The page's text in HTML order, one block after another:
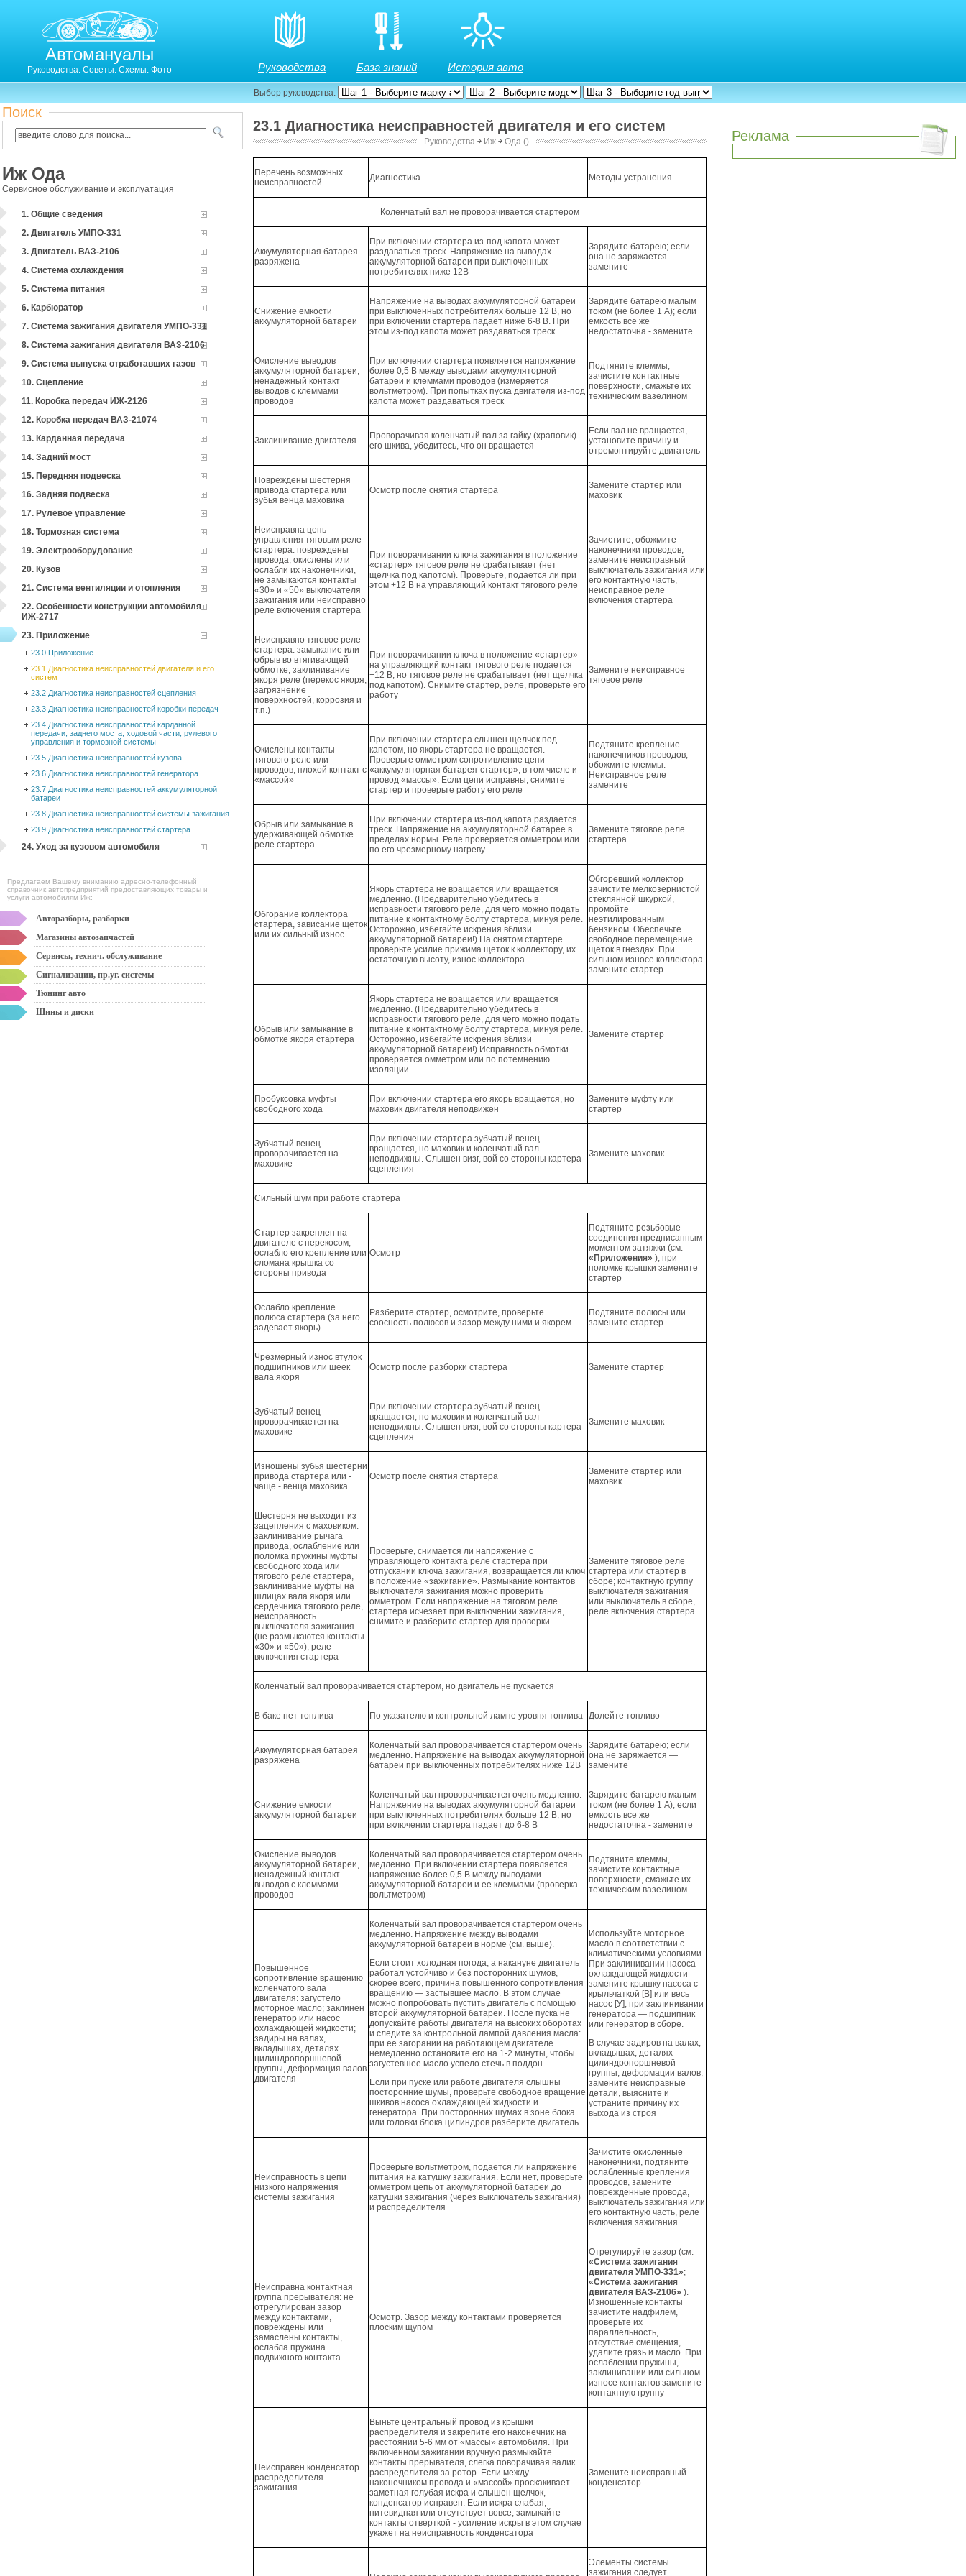
Автомануалы
Руководства. Советы. Схемы. Фото Руководства База знаний История авто
Выбор руководства:
Поиск
Иж Ода
Сервисное обслуживание и эксплуатация
1. Общие сведения
2. Двигатель УМПО-331
3. Двигатель ВАЗ-2106
4. Система охлаждения
5. Система питания
6. Карбюратор
7. Система зажигания двигателя УМПО-331
8. Система зажигания двигателя ВАЗ-2106
9. Система выпуска отработавших газов
10. Сцепление
11. Коробка передач ИЖ-2126
12. Коробка передач ВАЗ-21074
13. Карданная передача
14. Задний мост
15. Передняя подвеска
16. Задняя подвеска
17. Рулевое управление
18. Тормозная система
19. Электрооборудование
20. Кузов
21. Система вентиляции и отопления
22. Особенности конструкции автомобиля
ИЖ-2717
23. Приложение
23.0 Приложение
23.1 Диагностика неисправностей двигателя и его
систем
23.2 Диагностика неисправностей сцепления
23.3 Диагностика неисправностей коробки передач
23.4 Диагностика неисправностей карданной
передачи, заднего моста, ходовой части, рулевого
управления и тормозной системы
23.5 Диагностика неисправностей кузова
23.6 Диагностика неисправностей генератора
23.7 Диагностика неисправностей аккумуляторной
батареи
23.8 Диагностика неисправностей системы зажигания
23.9 Диагностика неисправностей стартера
24. Уход за кузовом автомобиля
Предлагаем Вашему вниманию адресно-телефонный
справочник автопредприятий предоставляющих товары и
услуги автомобилям Иж:
Авторазборы, разборки
Магазины автозапчастей
Сервисы, технич. обслуживание
Сигнализации, пр.уг. системы
Тюнинг авто
Шины и диски
23.1 Диагностика неисправностей двигателя и его систем
Руководства ￫ Иж ￫ Ода ()
Перечень возможных
неисправностей
Диагностика Методы устранения
Коленчатый вал не проворачивается стартером
Аккумуляторная батарея
разряжена
При включении стартера из-под капота может
раздаваться треск. Напряжение на выводах
аккумуляторной батареи при выключенных
потребителях ниже 12В
Зарядите батарею; если
она не заряжается —
замените
Снижение емкости
аккумуляторной батареи
Напряжение на выводах аккумуляторной батареи
при выключенных потребителях больше 12 В, но
при включении стартера падает ниже 6-8 В. При
этом из-под капота может раздаваться треск
Зарядите батарею малым
током (не более 1 А); если
емкость все же
недостаточна - замените
Окисление выводов
аккумуляторной батареи,
ненадежный контакт
выводов с клеммами
проводов
При включении стартера появляется напряжение
более 0,5 В между выводами аккумуляторной
батареи и клеммами проводов (измеряется
вольтметром). При попытках пуска двигателя из-под
капота может раздаваться треск
Подтяните клеммы,
зачистите контактные
поверхности, смажьте их
техническим вазелином
Заклинивание двигателя
Проворачивая коленчатый вал за гайку (храповик)
его шкива, убедитесь, что он вращается
Если вал не вращается,
установите причину и
отремонтируйте двигатель
Повреждены шестерня
привода стартера или
зубья венца маховика
Осмотр после снятия стартера
Замените стартер или
маховик
Неисправна цепь
управления тяговым реле
стартера: повреждены
провода, окислены или
ослабли их наконечники,
не замыкаются контакты
«30» и «50» выключателя
зажигания или неисправно
реле включения стартера
При поворачивании ключа зажигания в положение
«стартер» тяговое реле не срабатывает (нет
щелчка под капотом). Проверьте, подается ли при
этом +12 В на управляющий контакт тягового реле
Зачистите, обожмите
наконечники проводов;
замените неисправный
выключатель зажигания или
его контактную часть,
неисправное реле
включения стартера
Неисправно тяговое реле
стартера: замыкание или
обрыв во втягивающей
обмотке, заклинивание
якоря реле (перекос якоря,
загрязнение
поверхностей, коррозия и
т.п.)
При поворачивании ключа в положение «стартер»
на управляющий контакт тягового реле подается
+12 В, но тяговое реле не срабатывает (нет щелчка
под капотом). Снимите стартер, реле, проверьте его
работу
Замените неисправное
тяговое реле
Окислены контакты
тягового реле или
проводов, плохой контакт с
«массой»
При включении стартера слышен щелчок под
капотом, но якорь стартера не вращается.
Проверьте омметром сопротивление цепи
«аккумуляторная батарея-стартер», в том числе и
провод «массы». Если цепи исправны, снимите
стартер и проверьте работу его реле
Подтяните крепление
наконечников проводов,
обожмите клеммы.
Неисправное реле
замените
Обрыв или замыкание в
удерживающей обмотке
реле стартера
При включении стартера из-под капота раздается
треск. Напряжение на аккумуляторной батарее в
пределах нормы. Реле проверяется омметром или
по его чрезмерному нагреву
Замените тяговое реле
стартера
Обгорание коллектора
стартера, зависание щеток
или их сильный износ
Якорь стартера не вращается или вращается
медленно. (Предварительно убедитесь в
исправности тягового реле, для чего можно подать
питание к контактному болту стартера, минуя реле.
Осторожно, избегайте искрения вблизи
аккумуляторной батареи!) На снятом стартере
проверьте усилие прижима щеток к коллектору, их
остаточную высоту, износ коллектора
Обгоревший коллектор
зачистите мелкозернистой
стеклянной шкуркой,
промойте
неэтилированным
бензином. Обеспечьте
свободное перемещение
щеток в гнездах. При
сильном износе коллектора
замените стартер
Обрыв или замыкание в
обмотке якоря стартера
Якорь стартера не вращается или вращается
медленно. (Предварительно убедитесь в
исправности тягового реле, для чего можно подать
питание к контактному болту стартера, минуя реле.
Осторожно, избегайте искрения вблизи
аккумуляторной батареи!) Исправность обмотки
проверяется омметром или по потемнению
изоляции
Замените стартер
Пробуксовка муфты
свободного хода
При включении стартера его якорь вращается, но
маховик двигателя неподвижен
Замените муфту или
стартер
Зубчатый венец
проворачивается на
маховике
При включении стартера зубчатый венец
вращается, но маховик и коленчатый вал
неподвижны. Слышен визг, вой со стороны картера
сцепления
Замените маховик
Сильный шум при работе стартера
Стартер закреплен на
двигателе с перекосом,
ослабло его крепление или
сломана крышка со
стороны привода
Осмотр
Подтяните резьбовые
соединения предписанным
моментом затяжки (см.
«Приложения» ), при
поломке крышки замените
стартер
Ослабло крепление
полюса стартера (за него
задевает якорь)
Разберите стартер, осмотрите, проверьте
соосность полюсов и зазор между ними и якорем
Подтяните полюсы или
замените стартер
Чрезмерный износ втулок
подшипников или шеек
вала якоря
Осмотр после разборки стартера Замените стартер
Зубчатый венец
проворачивается на
маховике
При включении стартера зубчатый венец
вращается, но маховик и коленчатый вал
неподвижны. Слышен визг, вой со стороны картера
сцепления
Замените маховик
Изношены зубья шестерни
привода стартера или -
чаще - венца маховика
Осмотр после снятия стартера
Замените стартер или
маховик
Шестерня не выходит из
зацепления с маховиком:
заклинивание рычага
привода, ослабление или
поломка пружины муфты
свободного хода или
тягового реле стартера,
заклинивание муфты на
шлицах вала якоря или
сердечника тягового реле,
неисправность
выключателя зажигания
(не размыкаются контакты
«30» и «50»), реле
включения стартера
Проверьте, снимается ли напряжение с
управляющего контакта реле стартера при
отпускании ключа зажигания, возвращается ли ключ
в положение «зажигание». Размыкание контактов
выключателя зажигания можно проверить
омметром. Если напряжение на тяговом реле
стартера исчезает при выключении зажигания,
снимите и разберите стартер для проверки
Замените тяговое реле
стартера или стартер в
сборе; контактную группу
выключателя зажигания
или выключатель в сборе,
реле включения стартера
Коленчатый вал проворачивается стартером, но двигатель не пускается
В баке нет топлива По указателю и контрольной лампе уровня топлива Долейте топливо
Аккумуляторная батарея
разряжена
Коленчатый вал проворачивается стартером очень
медленно. Напряжение на выводах аккумуляторной
батареи при выключенных потребителях ниже 12В
Зарядите батарею; если
она не заряжается —
замените
Снижение емкости
аккумуляторной батареи
Коленчатый вал проворачивается очень медленно.
Напряжение на выводах аккумуляторной батареи
при выключенных потребителях больше 12 В, но
при включении стартера падает до 6-8 В
Зарядите батарею малым
током (не более 1 А); если
емкость все же
недостаточна - замените
Окисление выводов
аккумуляторной батареи,
ненадежный контакт
выводов с клеммами
проводов
Коленчатый вал проворачивается стартером очень
медленно. При включении стартера появляется
напряжение более 0,5 В между выводами
аккумуляторной батареи и ее клеммами (проверка
вольтметром)
Подтяните клеммы,
зачистите контактные
поверхности, смажьте их
техническим вазелином
Повышенное
сопротивление вращению
коленчатого вала
двигателя: загустело
моторное масло; заклинен
генератор или насос
охлаждающей жидкости;
задиры на валах,
вкладышах, деталях
цилиндропоршневой
группы, деформация валов
двигателя
Коленчатый вал проворачивается стартером очень
медленно. Напряжение между выводами
аккумуляторной батареи в норме (см. выше).
Если стоит холодная погода, а накануне двигатель
работал устойчиво и без посторонних шумов,
скорее всего, причина повышенного сопротивления
вращению — застывшее масло. В этом случае
можно попробовать пустить двигатель с помощью
второй аккумуляторной батареи. После пуска не
допускайте работы двигателя на высоких оборотах
и следите за контрольной лампой давления масла:
при ее загорании на работающем двигателе
немедленно остановите его на 1-2 минуты, чтобы
загустевшее масло успело стечь в поддон.
Если при пуске или работе двигателя слышны
посторонние шумы, проверьте свободное вращение
шкивов насоса охлаждающей жидкости и
генератора. При посторонних шумах в зоне блока
или головки блока цилиндров разберите двигатель
Используйте моторное
масло в соответствии с
климатическими условиями.
При заклинивании насоса
охлаждающей жидкости
замените крышку насоса с
крыльчаткой [В] или весь
насос [У], при заклинивании
генератора — подшипник
или генератор в сборе.
В случае задиров на валах,
вкладышах, деталях
цилиндропоршневой
группы, деформации валов,
замените неисправные
детали, выясните и
устраните причину их
выхода из строя
Неисправность в цепи
низкого напряжения
системы зажигания
Проверьте вольтметром, подается ли напряжение
питания на катушку зажигания. Если нет, проверьте
омметром цепь от аккумуляторной батареи до
катушки зажигания (через выключатель зажигания)
и распределителя
Зачистите окисленные
наконечники, подтяните
ослабленные крепления
проводов, замените
поврежденные провода,
выключатель зажигания или
его контактную часть, реле
включения зажигания
Неисправна контактная
группа прерывателя: не
отрегулирован зазор
между контактами,
повреждены или
замаслены контакты,
ослабла пружина
подвижного контакта
Осмотр. Зазор между контактами проверяется
плоским щупом
Отрегулируйте зазор (см.
«Система зажигания
двигателя УМПО-331»;
«Система зажигания
двигателя ВАЗ-2106» ).
Изношенные контакты
зачистите надфилем,
проверьте их
параллельность,
отсутствие смещения,
удалите грязь и масло. При
ослаблении пружины,
заклинивании или сильном
износе контактов замените
контактную группу
Неисправен конденсатор
распределителя
зажигания
Выньте центральный провод из крышки
распределителя и закрепите его наконечник на
расстоянии 5-6 мм от «массы» автомобиля. При
включенном зажигании вручную размыкайте
контакты прерывателя, слегка поворачивая валик
распределителя за ротор. Если между
наконечником провода и «массой» проскакивает
заметная голубая искра и слышен щелчок,
конденсатор исправен. Если искра слабая,
нитевидная или отсутствует вовсе, замыкайте
контакты отверткой - усиление искры в этом случае
укажет на неисправность конденсатора
Замените неисправный
конденсатор
Элементы системы
зажигания следует
Реклама